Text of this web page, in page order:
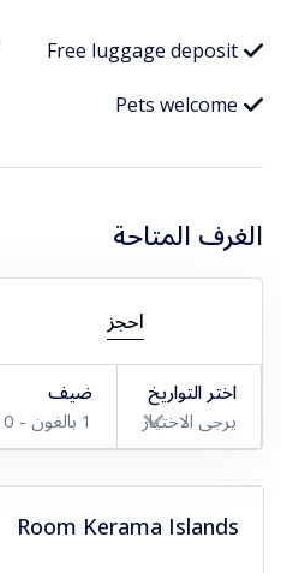
Free luggage deposit
Pets welcome
الغرف المتاحة
احجز
اختر التواريخ
يرجى الاختيار
ضيف
1 بالغون - 0
Room Kerama Islands